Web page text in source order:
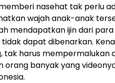
nasehat tak perlu
wajah anak-anak
mendapatkan ijin dari
tidak dapat dibenarkan.
tak harus mempermalukan
orang banyak yang